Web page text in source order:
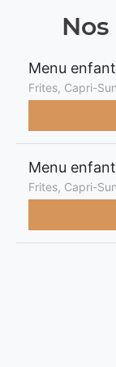
Menu
Frites, Capri-
Menu
Frites, Capri-